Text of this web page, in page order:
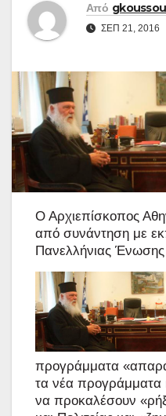
Από
ΣΕΠ 21, 2016
Ο Αρχιεπίσκοπος
από συνάντηση με
Πανελλήνιας Ένωσης
προγράμματα
τα νέα προγράμματα
να προκαλέσουν